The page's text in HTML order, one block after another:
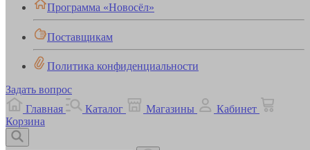
Программа «Новосёл»
Поставщикам
Политика конфиденциальности
Задать вопрос
Главная
Каталог Магазины
Кабинет
Корзина